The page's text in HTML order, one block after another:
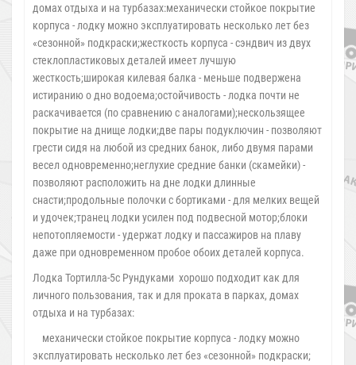
домах отдыха и на турбазах:механически стойкое покрытие
корпуса - лодку можно эксплуатировать несколько лет без
«сезонной» подкраски;жесткость корпуса - сэндвич из двух
стеклопластиковых деталей имеет лучшую
жесткость;широкая килевая балка - меньше подвержена
истиранию о дно водоема;остойчивость - лодка почти не
раскачивается (по сравнению с аналогами);нескользящее
покрытие на днище лодки;две пары подуключин - позволяют
грести сидя на любой из средних банок, либо двумя парами
весел одновременно;неглухие средние банки (скамейки) -
позволяют расположить на дне лодки длинные
снасти;продольные полочки с бортиками - для мелких вещей
и удочек;транец лодки усилен под подвесной мотор;блоки
непотопляемости - удержат лодку и пассажиров на плаву
даже при одновременном пробое обоих деталей корпуса.
Лодка Тортилла-5с Рундуками хорошо подходит как для
личного пользования, так и для проката в парках, домах
отдыха и на турбазах:
механически стойкое покрытие корпуса - лодку можно
эксплуатировать несколько лет без «сезонной» подкраски;